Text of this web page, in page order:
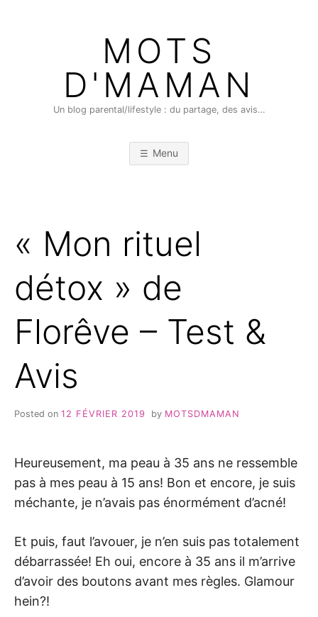
MOTS
D'MAMAN
Un blog parental/lifestyle : du partage, des avis…
Menu
« Mon rituel
détox » de
Florêve – Test &
Avis
Posted on 12 FÉVRIER 2019 by MOTSDMAMAN
Heureusement, ma peau à 35 ans ne ressemble
pas à mes peau à 15 ans! Bon et encore, je suis
méchante, je n’avais pas énormément d’acné!
Et puis, faut l’avouer, je n’en suis pas totalement
débarrassée! Eh oui, encore à 35 ans il m’arrive
d’avoir des boutons avant mes règles. Glamour
hein?!